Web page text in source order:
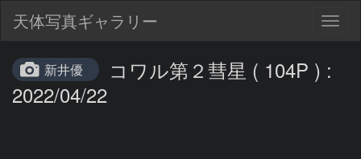
天体写真ギャラリー
新井優
コワル第２彗星 ( 104P ) :
2022/04/22